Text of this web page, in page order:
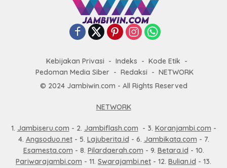
Kebijakan Privasi Indeks
Kode Etik
Pedoman Media Siber
Redaksi
NETWORK
© 2024 Jambiwin.com - All Rights Reserved
NETWORK
1. Jambiseru.com - 2. Jambiflash.com - 3. Koranjambi.com -
4. Angsoduo.net- 5. Lajuberita.id - 6. Jambikata.com - 7.
Esamesta.com - 8. Pilardaerah.com - 9. Betara.id - 10.
Pariwarajambi.com - 11. Swarajambi.net - 12. Bulian.id - 13.